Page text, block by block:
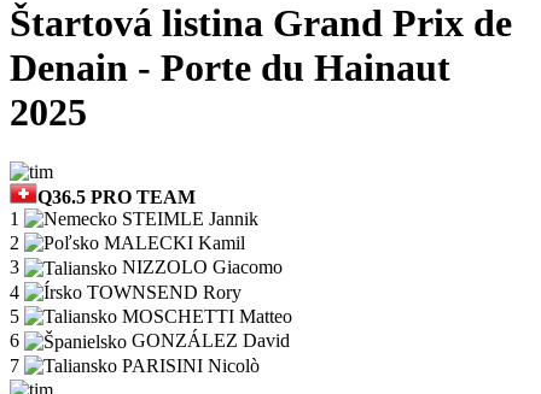
Štartová listina Grand Prix de
Denain - Porte du Hainaut
2025
Q36.5 PRO TEAM
1
STEIMLE Jannik
2
MALECKI Kamil
3
NIZZOLO Giacomo
4
TOWNSEND Rory
5
MOSCHETTI Matteo
6
GONZÁLEZ David
7
PARISINI Nicolò